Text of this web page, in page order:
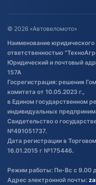
Оставить отзыв
Договор публичной оферты
Обработка файлов cookie
Постановка транспорта на
Обновления в ЭПТС 2024
© 2026 «Автовеломото»
Наименование
ответственностью
Юридический и почтовый
157А
Госрегистрация: решения
комитета от 10.05.2023 г.,
в Едином государственном
индивидуальных
Свидетельство о
№491051737.
Дата регистрации в
16.01.2015 г №175446.
Режим работы: Пн-Вс с 9.00
Адрес электронной почты: